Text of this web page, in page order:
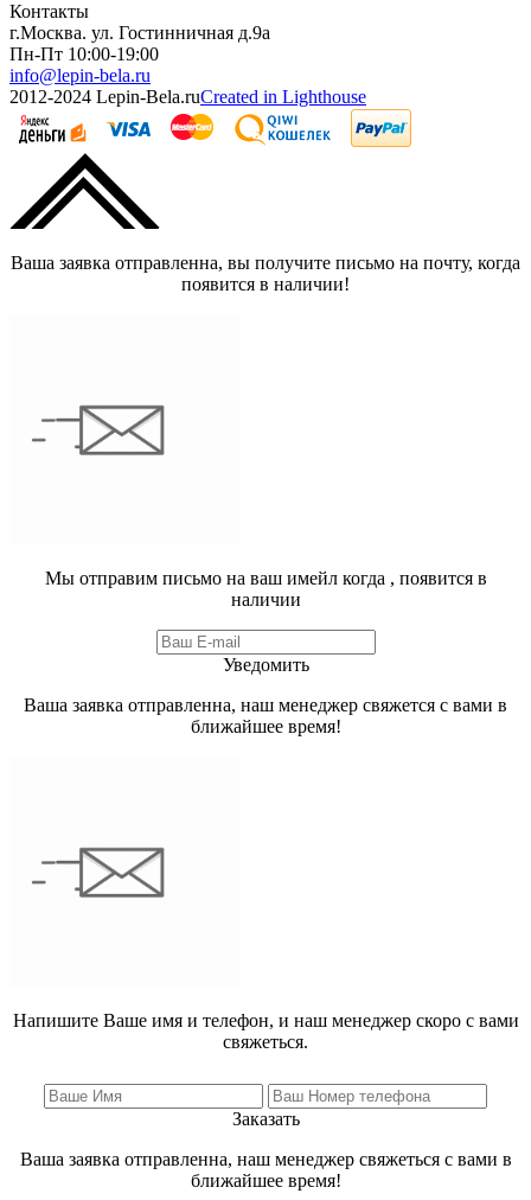
Контакты
г.Москва. ул. Гостинничная д.9а
Пн-Пт 10:00-19:00
info@lepin-bela.ru
2012-2024 Lepin-Bela.ruCreated in Lighthouse
Ваша заявка отправленна, вы получите письмо на почту, когда
появится в наличии!
Мы отправим письмо на ваш имейл когда , появится в
наличии
Уведомить
Ваша заявка отправленна, наш менеджер свяжется с вами в
ближайшее время!
Напишите Ваше имя и телефон, и наш менеджер скоро с вами
свяжеться.
Заказать
Ваша заявка отправленна, наш менеджер свяжеться с вами в
ближайшее время!